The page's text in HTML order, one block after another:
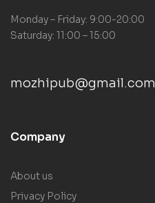
Monday – Friday: 9:00-20:00
Saturday: 11:00 – 15:00
mozhipub@gmail.com
Company
About us
Privacy Policy